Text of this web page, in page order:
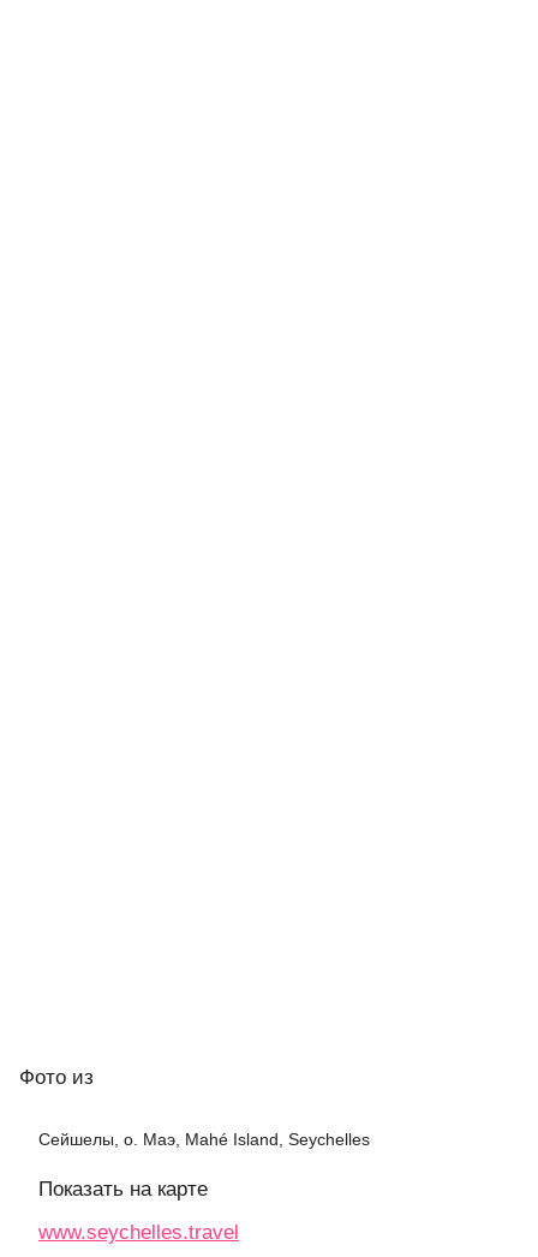
Фото из
Сейшелы, о. Маэ, Mahé Island, Seychelles
Показать на карте
www.seychelles.travel